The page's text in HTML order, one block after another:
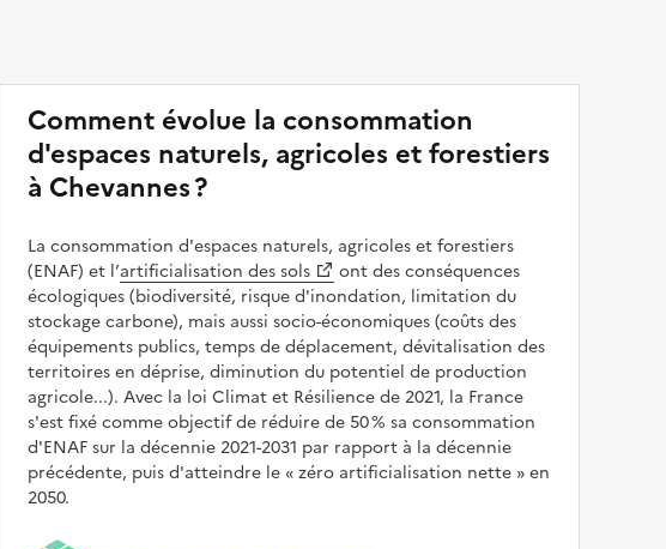
Comment évolue la consommation
d'espaces naturels, agricoles et forestiers
à Chevannes ?
La consommation d'espaces naturels, agricoles et forestiers
(ENAF) et l’artificialisation des sols
ont des conséquences
écologiques (biodiversité, risque d'inondation, limitation du
stockage carbone), mais aussi socio-économiques (coûts des
équipements publics, temps de déplacement, dévitalisation des
territoires en déprise, diminution du potentiel de production
agricole...). Avec la loi Climat et Résilience de 2021, la France
s'est fixé comme objectif de réduire de 50 % sa consommation
d'ENAF sur la décennie 2021-2031 par rapport à la décennie
précédente, puis d'atteindre le zéro artificialisation nette en
2050.